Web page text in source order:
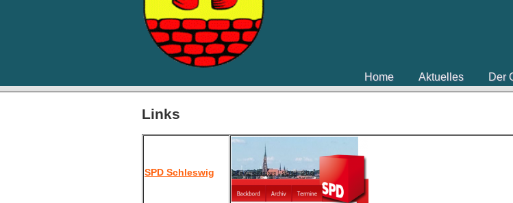
Home Aktuelles Der
Links
SPD Schleswig